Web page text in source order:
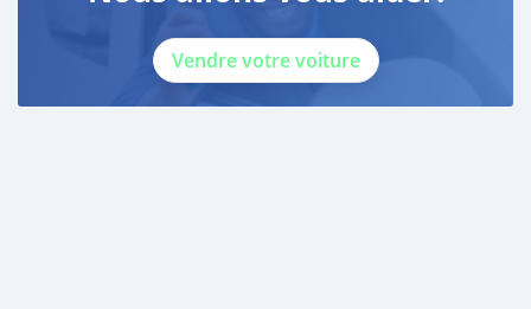
Vendre votre voiture